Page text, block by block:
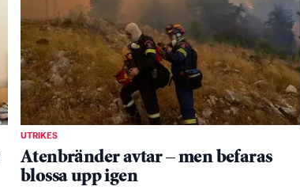
UTRIKES
Atenbränder avtar – men befaras
blossa upp igen